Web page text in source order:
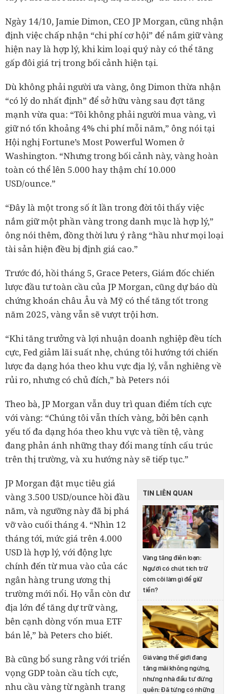
Ngày 14/10, Jamie Dimon, CEO JP Morgan, cũng nhận
định việc chấp nhận “chi phí cơ hội” để nắm giữ vàng
hiện nay là hợp lý, khi kim loại quý này có thể tăng
gấp đôi giá trị trong bối cảnh hiện tại.
Dù không phải người ưa vàng, ông Dimon thừa nhận
“có lý do nhất định” để sở hữu vàng sau đợt tăng
mạnh vừa qua: “Tôi không phải người mua vàng, vì
giữ nó tốn khoảng 4% chi phí mỗi năm,” ông nói tại
Hội nghị Fortune’s Most Powerful Women ở
Washington. “Nhưng trong bối cảnh này, vàng hoàn
toàn có thể lên 5.000 hay thậm chí 10.000
USD/ounce.”
“Đây là một trong số ít lần trong đời tôi thấy việc
nắm giữ một phần vàng trong danh mục là hợp lý,”
ông nói thêm, đồng thời lưu ý rằng “hầu như mọi loại
tài sản hiện đều bị định giá cao.”
Trước đó, hồi tháng 5, Grace Peters, Giám đốc chiến
lược đầu tư toàn cầu của JP Morgan, cũng dự báo dù
chứng khoán châu Âu và Mỹ có thể tăng tốt trong
năm 2025, vàng vẫn sẽ vượt trội hơn.
“Khi tăng trưởng và lợi nhuận doanh nghiệp đều tích
cực, Fed giảm lãi suất nhẹ, chúng tôi hướng tới chiến
lược đa dạng hóa theo khu vực địa lý, vẫn nghiêng về
rủi ro, nhưng có chủ đích,” bà Peters nói
Theo bà, JP Morgan vẫn duy trì quan điểm tích cực
với vàng: “Chúng tôi vẫn thích vàng, bởi bên cạnh
yếu tố đa dạng hóa theo khu vực và tiền tệ, vàng
đang phản ánh những thay đổi mang tính cấu trúc
trên thị trường, và xu hướng này sẽ tiếp tục.”
TIN LIÊN QUAN
Vàng tăng điên loạn:
Người có chút tích trữ
còm cõi làm gì để giữ
tiền?
Giá vàng thế giới đang
tăng mãi không ngừng,
nhưng nhà đầu tư đừng
quên: Đã từng có những
JP Morgan đặt mục tiêu giá
vàng 3.500 USD/ounce hồi đầu
năm, và ngưỡng này đã bị phá
vỡ vào cuối tháng 4. “Nhìn 12
tháng tới, mức giá trên 4.000
USD là hợp lý, với động lực
chính đến từ mua vào của các
ngân hàng trung ương thị
trường mới nổi. Họ vẫn còn dư
địa lớn để tăng dự trữ vàng,
bên cạnh dòng vốn mua ETF
bán lẻ,” bà Peters cho biết.
Bà cũng bổ sung rằng với triển
vọng GDP toàn cầu tích cực,
nhu cầu vàng từ ngành trang